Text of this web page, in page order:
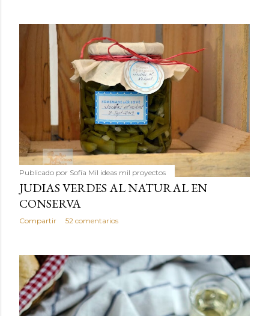
Publicado por Sofía Mil ideas mil proyectos
JUDIAS VERDES AL NATURAL EN
CONSERVA
Compartir 52 comentarios